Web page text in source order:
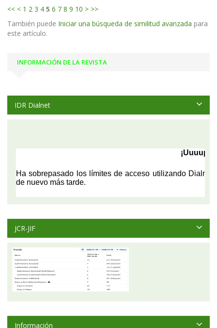
<< < 1 2 3 4 5 6 7 8 9 10 > >>
También puede Iniciar una búsqueda de similitud avanzada para
este artículo.
INFORMACIÓN DE LA REVISTA
IDR Dialnet
JCR-JIF
Información